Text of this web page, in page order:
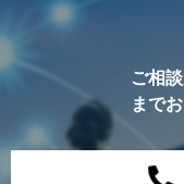
ご相
まで